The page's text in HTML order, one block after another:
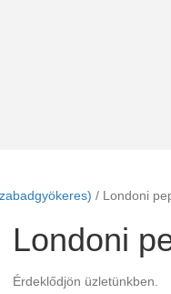
/ Londoni
Londoni
Érdeklődjön üzletünkben.